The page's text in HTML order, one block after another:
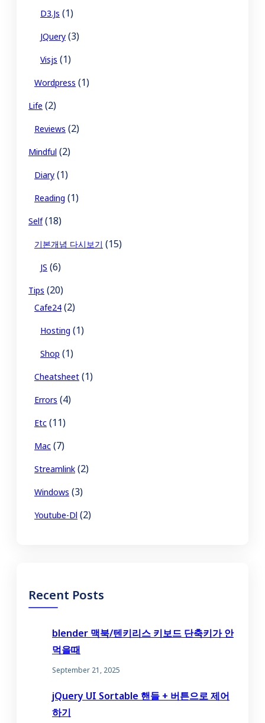
D3.js (1)
JQuery (3)
Visjs (1)
Wordpress (1)
Life (2)
Reviews (2)
Mindful (2)
Diary (1)
Reading (1)
Self(18)
기본개념 다시보기 (15)
JS (6)
Tips (20)
Cafe24 (2)
Hosting (1)
Shop (1)
Cheatsheet (1)
Errors (4)
Etc (11)
Mac (7)
Streamlink (2)
Windows (3)
Youtube-Dl (2)
Recent Posts
blender 맥북/텐키리스 키보드 단축키가 안
먹을때
September 21, 2025
jQuery UI Sortable 핸들 + 버튼으로 제어
하기